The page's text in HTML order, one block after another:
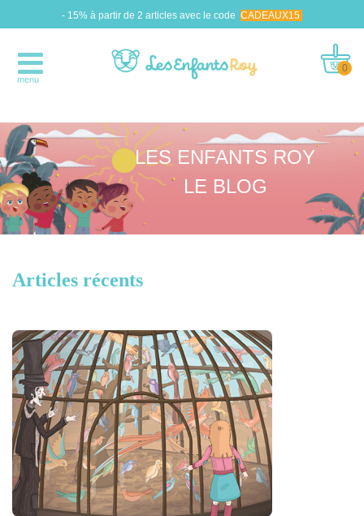
- 15% à partir de 2 articles avec le code CADEAUX15
menu
0
LES ENFANTS ROY
LE BLOG
Articles récents